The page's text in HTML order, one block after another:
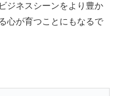
ジネスシーンをより豊か
心が育つことにもなるで